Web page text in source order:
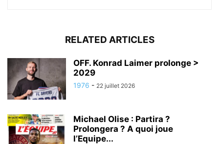
RELATED ARTICLES
OFF. Konrad Laimer prolonge >
2029
1976 - 22 juillet 2026
Michael Olise : Partira ?
Prolongera ? A quoi joue
l’Equipe...